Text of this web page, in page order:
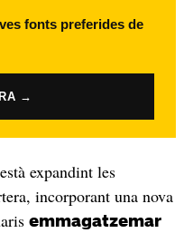
fonts preferides de
→
expandint les
incorporant una nova
emmagatzemar